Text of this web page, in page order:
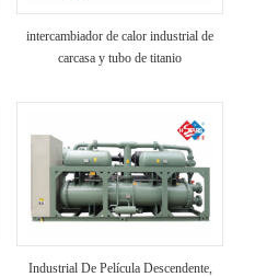
intercambiador de calor industrial de
carcasa y tubo de titanio
Industrial De Película Descendente,